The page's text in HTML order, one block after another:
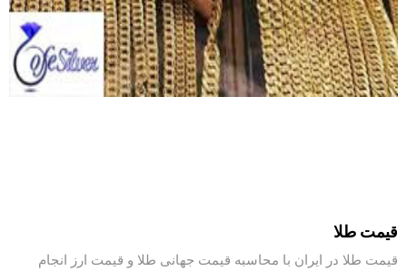
قیمت طلا
قیمت طلا در ایران با محاسبه قیمت جهانی طلا و قیمت ارز انجام